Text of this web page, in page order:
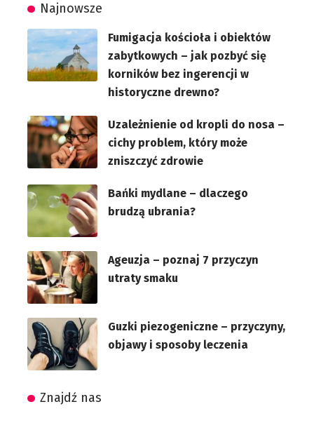
Najnowsze
Fumigacja kościoła i obiektów
zabytkowych – jak pozbyć się
korników bez ingerencji w
historyczne drewno?
Uzależnienie od kropli do nosa –
cichy problem, który może
zniszczyć zdrowie
Bańki mydlane – dlaczego
brudzą ubrania?
Ageuzja – poznaj 7 przyczyn
utraty smaku
Guzki piezogeniczne – przyczyny,
objawy i sposoby leczenia
Znajdź nas